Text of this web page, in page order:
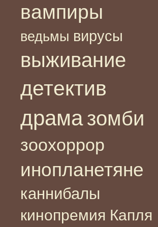
вампиры
ведьмы вирусы
выживание
детектив
драма зомби
зоохоррор
инопланетяне
каннибалы
кинопремия Капля